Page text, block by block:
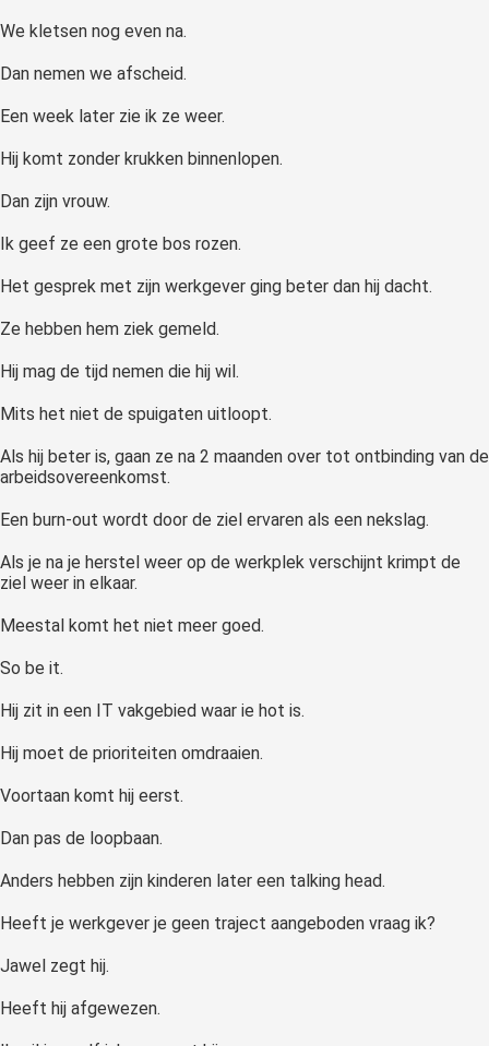
We kletsen nog even na.
Dan nemen we afscheid.
Een week later zie ik ze weer.
Hij komt zonder krukken binnenlopen.
Dan zijn vrouw.
Ik geef ze een grote bos rozen.
Het gesprek met zijn werkgever ging beter dan hij dacht.
Ze hebben hem ziek gemeld.
Hij mag de tijd nemen die hij wil.
Mits het niet de spuigaten uitloopt.
Als hij beter is, gaan ze na 2 maanden over tot ontbinding van de
arbeidsovereenkomst.
Een burn-out wordt door de ziel ervaren als een nekslag.
Als je na je herstel weer op de werkplek verschijnt krimpt de
ziel weer in elkaar.
Meestal komt het niet meer goed.
So be it.
Hij zit in een IT vakgebied waar ie hot is.
Hij moet de prioriteiten omdraaien.
Voortaan komt hij eerst.
Dan pas de loopbaan.
Anders hebben zijn kinderen later een talking head.
Heeft je werkgever je geen traject aangeboden vraag ik?
Jawel zegt hij.
Heeft hij afgewezen.